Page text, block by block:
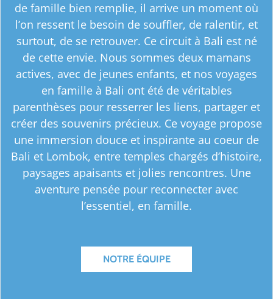
de famille bien remplie, il arrive un moment où
l’on ressent le besoin de souffler, de ralentir, et
surtout, de se retrouver. Ce circuit à Bali est né
de cette envie. Nous sommes deux mamans
actives, avec de jeunes enfants, et nos voyages
en famille à Bali ont été de véritables
parenthèses pour resserrer les liens, partager et
créer des souvenirs précieux. Ce voyage propose
une immersion douce et inspirante au coeur de
Bali et Lombok, entre temples chargés d’histoire,
paysages apaisants et jolies rencontres. Une
aventure pensée pour reconnecter avec
l’essentiel, en famille.
NOTRE ÉQUIPE